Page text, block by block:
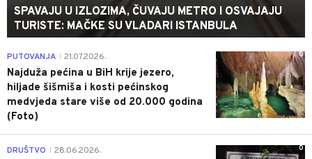
SPAVAJU U IZLOZIMA, ČUVAJU METRO I OSVAJAJU
TURISTE: MAČKE SU VLADARI ISTANBULA
0
PUTOVANJA 21.07.2026.
Najduža pećina u BiH krije jezero,
hiljade šišmiša i kosti pećinskog
medvjeda stare više od 20.000 godina
(Foto)
0
DRUŠTVO 28.06.2026.